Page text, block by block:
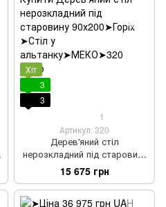
Хіт
3
3
1
Артикул: 320
Дерев'яний стіл
нерозкладний під старовину
90х200
15 675 грн